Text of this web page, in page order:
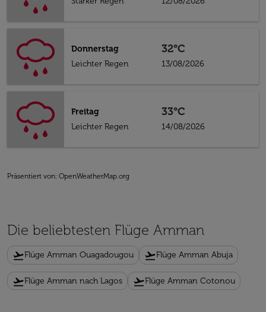
Donnerstag
Leichter Regen
32°C
13/08/2026
Freitag
Leichter Regen
33°C
14/08/2026
Präsentiert von: OpenWeatherMap.org
Die beliebtesten Flüge Amman
flight_takeoffFlüge Amman Ouagadougou flight_takeoffFlüge Amman Abuja
flight_takeoffFlüge Amman nach Lagos flight_takeoffFlüge Amman Cotonou